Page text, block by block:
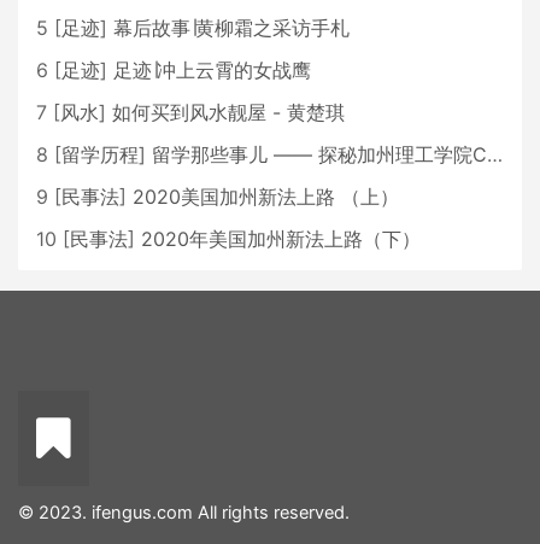
5 [足迹] 幕后故事∣黄柳霜之采访手札
6 [足迹] 足迹∣冲上云霄的女战鹰
7 [风水] 如何买到风水靓屋 - 黄楚琪
8 [留学历程] 留学那些事儿 —— 探秘加州理工学院Caltech博士生活 [上集]
9 [民事法] 2020美国加州新法上路 （上）
10 [民事法] 2020年美国加州新法上路（下）
© 2023. ifengus.com All rights reserved.